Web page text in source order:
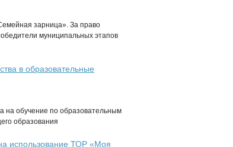
зарница». За право
муниципальных этапов
в образовательные
на обучение по образовательным
образования
использование ТОР «Моя